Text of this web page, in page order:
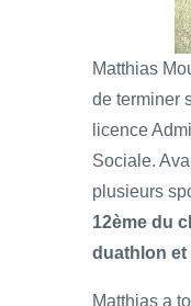
Matthias
de terminer
licence
Sociale.
plusieurs
12ème du
duathlon et
Matthias a